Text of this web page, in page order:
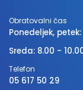
Obratovalni čas
Ponedeljek,
Sreda: 8.00 -
Telefon
05 617 50 29